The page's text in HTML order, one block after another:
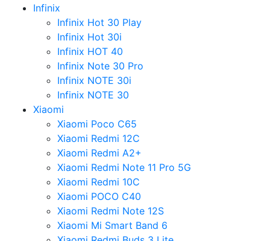
Infinix
Infinix Hot 30 Play
Infinix Hot 30i
Infinix HOT 40
Infinix Note 30 Pro
Infinix NOTE 30i
Infinix NOTE 30
Xiaomi
Xiaomi Poco C65
Xiaomi Redmi 12C
Xiaomi Redmi A2+
Xiaomi Redmi Note 11 Pro 5G
Xiaomi Redmi 10C
Xiaomi POCO C40
Xiaomi Redmi Note 12S
Xiaomi Mi Smart Band 6